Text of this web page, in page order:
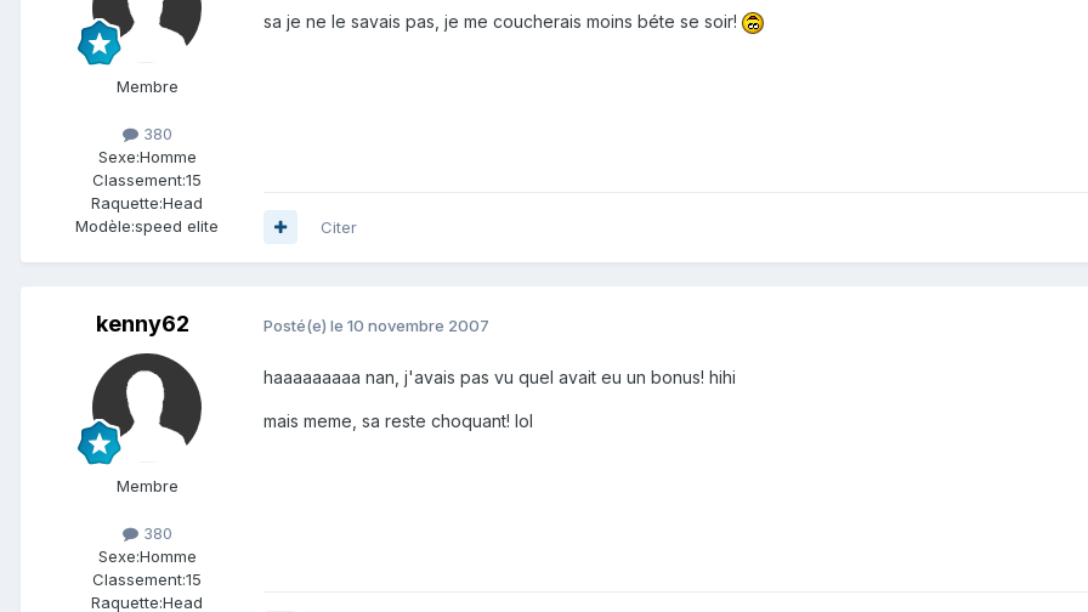
Membre
380
Sexe:Homme
Classement:15
Raquette:Head
Modèle:speed elite
sa je ne le savais pas, je me coucherais moins béte se soir!
Citer
kenny62
Membre
380
Sexe:Homme
Classement:15
Raquette:Head
Posté(e) le 10 novembre 2007
haaaaaaaaa nan, j'avais pas vu quel avait eu un bonus! hihi
mais meme, sa reste choquant! lol